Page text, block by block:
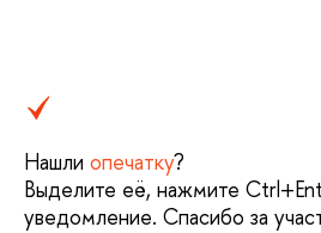
Нашли опечатку?
Выделите её, нажмите
уведомление. Спасибо за